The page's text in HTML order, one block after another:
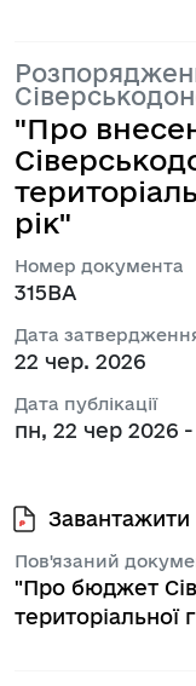
"Про
рік"
Номер документа
315ВА
Дата
22 чер. 2026
Дата публікації
пн, 22 чер 2026 -
Завантажити
Пов'язаний
"Про бюджет
територіальної